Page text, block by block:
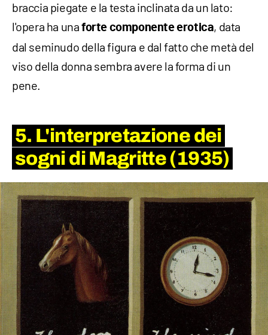
braccia piegate e la testa inclinata da un lato:
l'opera ha una forte componente erotica, data
dal seminudo della figura e dal fatto che metà del
viso della donna sembra avere la forma di un
pene.
5. L'interpretazione dei
sogni di Magritte (1935)